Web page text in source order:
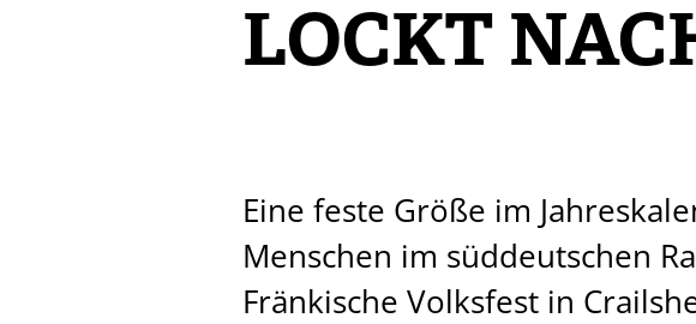
LOCKT
Eine feste Größe im
Menschen im süddeutschen
Fränkische Volksfest in